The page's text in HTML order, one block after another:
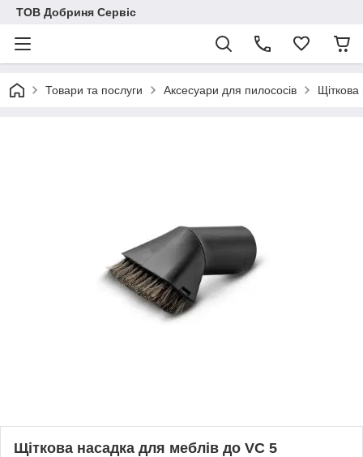
ТОВ Добриня Сервіс
Товари та послуги Аксесуари для пилососів
Щіткова насадка для меблів до VC 5